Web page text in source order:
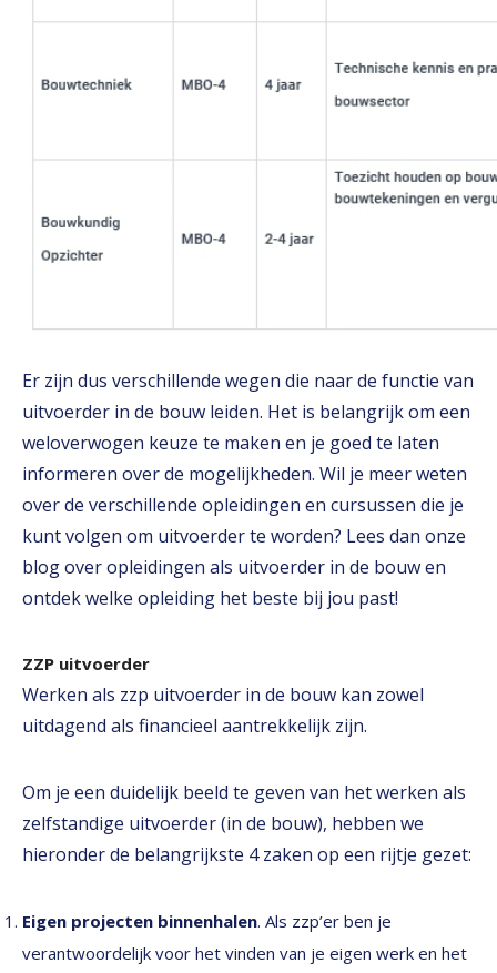
Er zijn dus verschillende wegen die naar de functie van
uitvoerder in de bouw leiden. Het is belangrijk om een
weloverwogen keuze te maken en je goed te laten
informeren over de mogelijkheden. Wil je meer weten
over de verschillende opleidingen en cursussen die je
kunt volgen om uitvoerder te worden? Lees dan onze
blog over opleidingen als uitvoerder in de bouw en
ontdek welke opleiding het beste bij jou past!
ZZP uitvoerder
Werken als zzp uitvoerder in de bouw kan zowel
uitdagend als financieel aantrekkelijk zijn.
Om je een duidelijk beeld te geven van het werken als
zelfstandige uitvoerder (in de bouw), hebben we
hieronder de belangrijkste 4 zaken op een rijtje gezet:
Eigen projecten binnenhalen. Als zzp’er ben je
verantwoordelijk voor het vinden van je eigen werk en het